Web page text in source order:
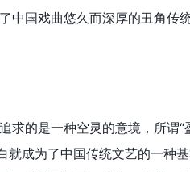
中国戏曲悠久而深厚的丑角传
求的是一种空灵的意境，所谓“
就成为了中国传统文艺的一种